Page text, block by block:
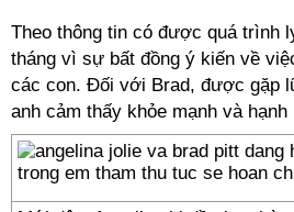
Theo thông tin có được quá trình
tháng vì sự bất đồng ý kiến về
các con. Đối với Brad, được gặp
anh cảm thấy khỏe mạnh và hạnh